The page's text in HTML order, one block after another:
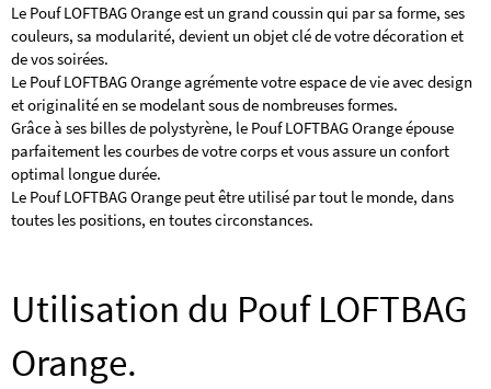
Le Pouf LOFTBAG Orange est un grand coussin qui par sa forme, ses
couleurs, sa modularité, devient un objet clé de votre décoration et
de vos soirées.
Le Pouf LOFTBAG Orange agrémente votre espace de vie avec design
et originalité en se modelant sous de nombreuses formes.
Grâce à ses billes de polystyrène, le Pouf LOFTBAG Orange épouse
parfaitement les courbes de votre corps et vous assure un confort
optimal longue durée.
Le Pouf LOFTBAG Orange peut être utilisé par tout le monde, dans
toutes les positions, en toutes circonstances.
Utilisation du Pouf LOFTBAG
Orange.